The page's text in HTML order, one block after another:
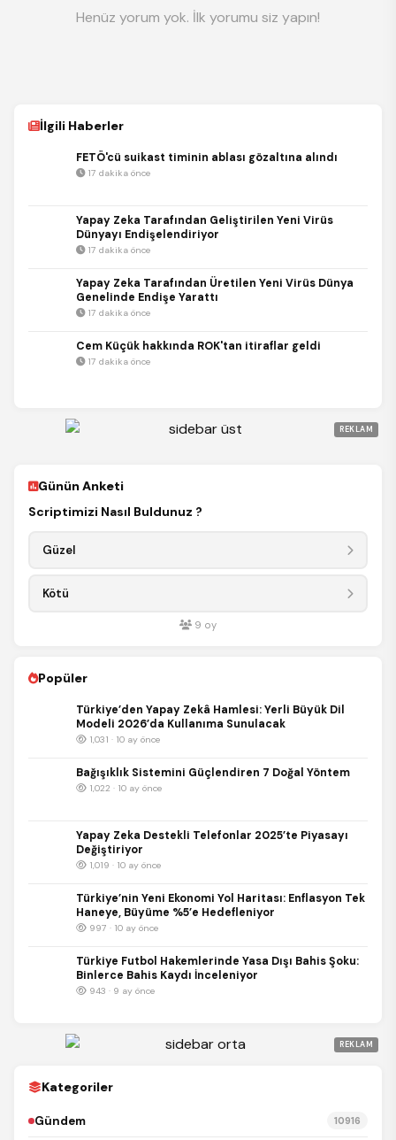
Henüz yorum yok. İlk yorumu siz yapın!
İlgili Haberler
FETÖ'cü suikast timinin ablası gözaltına alındı
17 dakika önce
Yapay Zeka Tarafından Geliştirilen Yeni Virüs
Dünyayı Endişelendiriyor
17 dakika önce
Yapay Zeka Tarafından Üretilen Yeni Virüs Dünya
Genelinde Endişe Yarattı
17 dakika önce
Cem Küçük hakkında ROK'tan itiraflar geldi
17 dakika önce
REKLAM
Günün Anketi
Scriptimizi Nasıl Buldunuz ?
Güzel
Kötü
9 oy
Popüler
Türkiye’den Yapay Zekâ Hamlesi: Yerli Büyük Dil
Modeli 2026’da Kullanıma Sunulacak
1,031 · 10 ay önce
Bağışıklık Sistemini Güçlendiren 7 Doğal Yöntem
1,022 · 10 ay önce
Yapay Zeka Destekli Telefonlar 2025’te Piyasayı
Değiştiriyor
1,019 · 10 ay önce
Türkiye’nin Yeni Ekonomi Yol Haritası: Enflasyon Tek
Haneye, Büyüme %5’e Hedefleniyor
997 · 10 ay önce
Türkiye Futbol Hakemlerinde Yasa Dışı Bahis Şoku:
Binlerce Bahis Kaydı İnceleniyor
943 · 9 ay önce
REKLAM
Kategoriler
Gündem 10916